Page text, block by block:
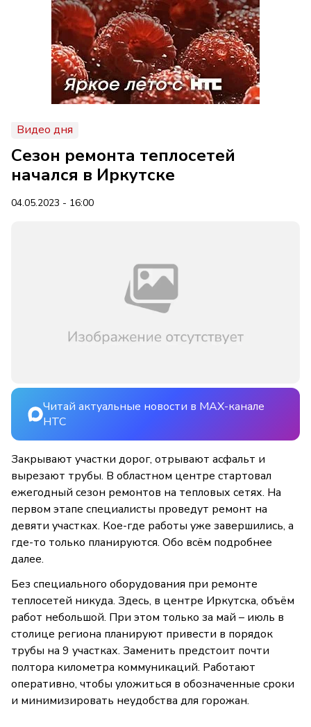
Видео дня
Сезон ремонта теплосетей
начался в Иркутске
04.05.2023 - 16:00
Читай актуальные новости в MAX-канале
НТС
Закрывают участки дорог, отрывают асфальт и
вырезают трубы. В областном центре стартовал
ежегодный сезон ремонтов на тепловых сетях. На
первом этапе специалисты проведут ремонт на
девяти участках. Кое-где работы уже завершились, а
где-то только планируются. Обо всём подробнее
далее.
Без специального оборудования при ремонте
теплосетей никуда. Здесь, в центре Иркутска, объём
работ небольшой. При этом только за май – июль в
столице региона планируют привести в порядок
трубы на 9 участках. Заменить предстоит почти
полтора километра коммуникаций. Работают
оперативно, чтобы уложиться в обозначенные сроки
и минимизировать неудобства для горожан.